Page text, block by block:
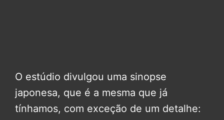
O estúdio divulgou uma sinopse
japonesa, que é a mesma que já
tínhamos, com exceção de um detalhe: